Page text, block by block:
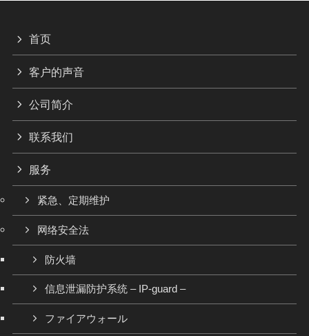
首页
客户的声音
公司简介
联系我们
服务
紧急、定期维护
网络安全法
防火墙
信息泄漏防护系统 – IP-guard –
ファイアウォール